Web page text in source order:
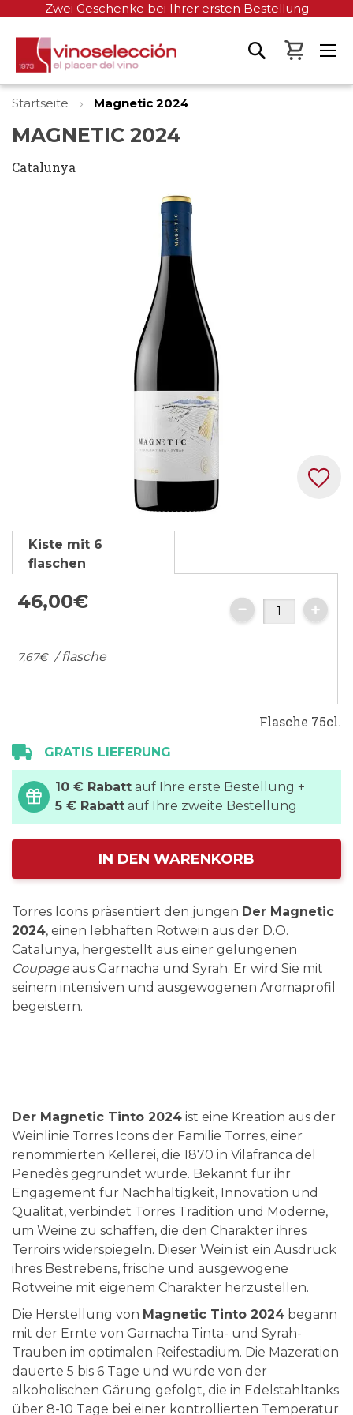
Zwei Geschenke bei Ihrer ersten Bestellung
Mein
Startseite Magnetic 2024
MAGNETIC 2024
Catalunya
Zum
Anfang
der
springen
Kiste mit 6
flaschen
46,00€
7,67€ / flasche
Flasche 75cl.
GRATIS LIEFERUNG
10 € Rabatt auf Ihre erste Bestellung +
5 € Rabatt auf Ihre zweite Bestellung
IN DEN WARENKORB
Torres Icons präsentiert den jungen Der Magnetic
2024, einen lebhaften Rotwein aus der D.O.
Catalunya, hergestellt aus einer gelungenen
Coupage aus Garnacha und Syrah. Er wird Sie mit
seinem intensiven und ausgewogenen Aromaprofil
begeistern.
Der Magnetic Tinto 2024 ist eine Kreation aus der
Weinlinie Torres Icons der Familie Torres, einer
renommierten Kellerei, die 1870 in Vilafranca del
Penedès gegründet wurde. Bekannt für ihr
Engagement für Nachhaltigkeit, Innovation und
Qualität, verbindet Torres Tradition und Moderne,
um Weine zu schaffen, die den Charakter ihres
Terroirs widerspiegeln. Dieser Wein ist ein Ausdruck
ihres Bestrebens, frische und ausgewogene
Rotweine mit eigenem Charakter herzustellen.
Die Herstellung von Magnetic Tinto 2024 begann
mit der Ernte von Garnacha Tinta- und Syrah-
Trauben im optimalen Reifestadium. Die Mazeration
dauerte 5 bis 6 Tage und wurde von der
alkoholischen Gärung gefolgt, die in Edelstahltanks
über 8-10 Tage bei einer kontrollierten Temperatur